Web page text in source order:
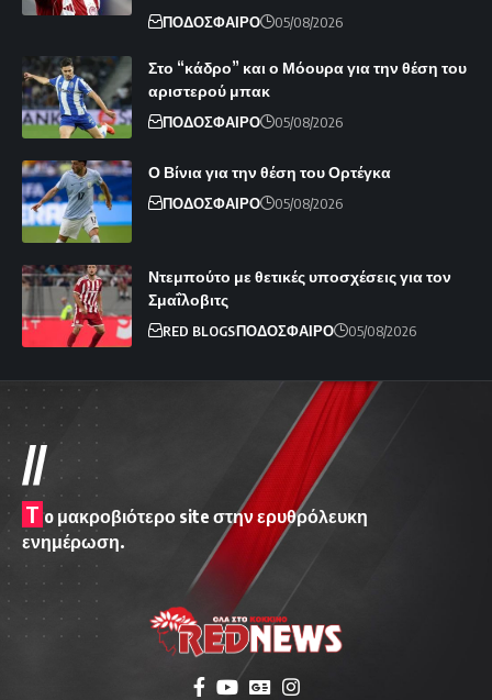
ΠΟΔΟΣΦΑΙΡΟ 05/08/2026
Στο “κάδρο” και ο Μόουρα για την θέση του
αριστερού μπακ
ΠΟΔΟΣΦΑΙΡΟ 05/08/2026
Ο Βίνια για την θέση του Ορτέγκα
ΠΟΔΟΣΦΑΙΡΟ 05/08/2026
Ντεμπούτο με θετικές υποσχέσεις για τον
Σμαΐλοβιτς
RED BLOGSΠΟΔΟΣΦΑΙΡΟ 05/08/2026
//
T o μακροβιότερο site στην ερυθρόλευκη
ενημέρωση.